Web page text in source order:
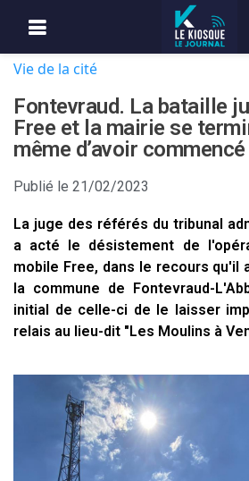
Vie de la cité
Fontevraud. La bataille
Free et la mairie se
même d’avoir commencé
Publié le 21/02/2023
La juge des référés du tribunal
a acté le désistement de
mobile Free, dans le recours qu'il
la commune de Fontevraud-
initial de celle-ci de le laisser
relais au lieu-dit "Les Moulins à